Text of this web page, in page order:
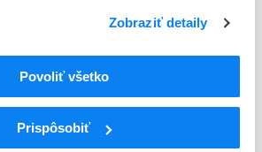
Zobraziť detaily
Povoliť všetko
Prispôsobiť
ANTICONVULSIVA
nervová sústava
a antipyretiká